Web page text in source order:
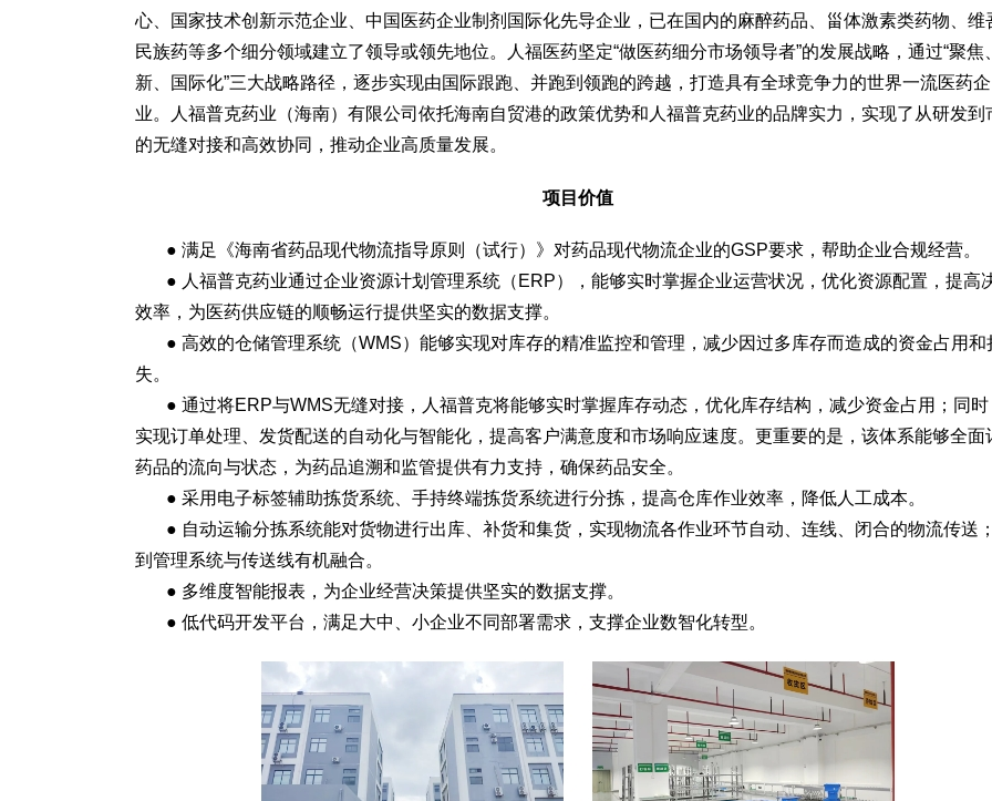
心、国家技术创新示范企业、中国医药企业制剂国际化先导企业，已在国内的麻醉药品、甾体激素类药物、维
民族药等多个细分领域建立了领导或领先地位。人福医药坚定“做医药细分市场领导者”的发展战略，通过“聚焦
新、国际化”三大战略路径，逐步实现由国际跟跑、并跑到领跑的跨越，打造具有全球竞争力的世界一流医药企
业。人福普克药业（海南）有限公司依托海南自贸港的政策优势和人福普克药业的品牌实力，实现了从研发到
的无缝对接和高效协同，推动企业高质量发展。
项目价值
● 满足《海南省药品现代物流指导原则（试行）》对药品现代物流企业的GSP要求，帮助企业合规经营。
● 人福普克药业通过企业资源计划管理系统（ERP），能够实时掌握企业运营状况，优化资源配置，提高
效率，为医药供应链的顺畅运行提供坚实的数据支撑。
● 高效的仓储管理系统（WMS）能够实现对库存的精准监控和管理，减少因过多库存而造成的资金占用和
失。
● 通过将ERP与WMS无缝对接，人福普克将能够实时掌握库存动态，优化库存结构，减少资金占用；同时
实现订单处理、发货配送的自动化与智能化，提高客户满意度和市场响应速度。更重要的是，该体系能够全面
药品的流向与状态，为药品追溯和监管提供有力支持，确保药品安全。
● 采用电子标签辅助拣货系统、手持终端拣货系统进行分拣，提高仓库作业效率，降低人工成本。
● 自动运输分拣系统能对货物进行出库、补货和集货，实现物流各作业环节自动、连线、闭合的物流传送
到管理系统与传送线有机融合。
● 多维度智能报表，为企业经营决策提供坚实的数据支撑。
● 低代码开发平台，满足大中、小企业不同部署需求，支撑企业数智化转型。